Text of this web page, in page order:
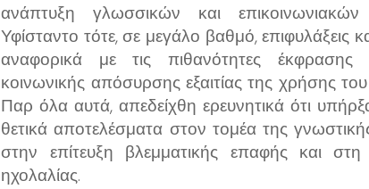
ανάπτυξη γλωσσικών και επικοινωνιακών
Υφίσταντο τότε, σε μεγάλο βαθμό, επιφυλάξεις
αναφορικά με τις πιθανότητες έκφρασης
κοινωνικής απόσυρσης εξαιτίας της χρήσης
Παρ όλα αυτά, απεδείχθη ερευνητικά ότι
θετικά αποτελέσματα στον τομέα της
στην επίτευξη βλεμματικής επαφής και
ηχολαλίας.